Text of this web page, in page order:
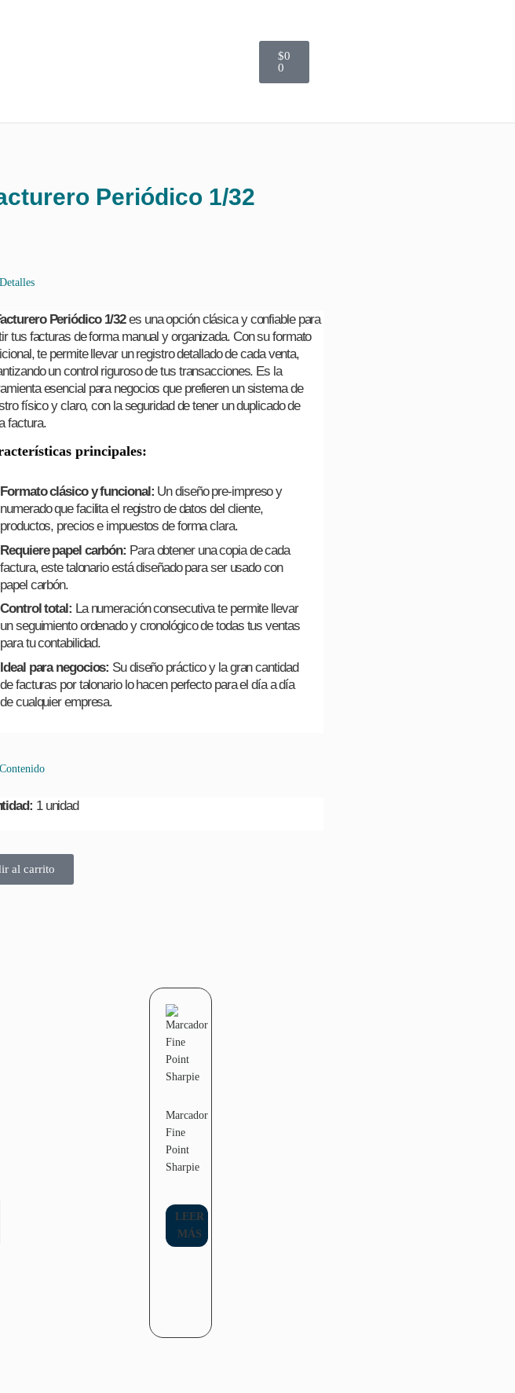
$0
0
Periódico 1/32
Detalles
Periódico 1/32es una opción clásica y confiable para
tus facturas de forma manual y organizada. Con su formato
te permite llevar un registro detallado de cada venta,
un control riguroso de tus transacciones. Es la
esencial para negocios que prefieren un sistema de
físico y claro, con la seguridad de tener un duplicado de
factura.
principales:
Formato clásico y funcional: Un diseño pre-impreso y
numerado que facilita el registro de datos del cliente,
productos, precios e impuestos de forma clara.
Requiere papel carbón: Para obtener una copia de cada
factura, este talonario está diseñado para ser usado con
papel carbón.
Control total: La numeración consecutiva te permite llevar
un seguimiento ordenado y cronológico de todas tus ventas
para tu contabilidad.
Ideal para negocios: Su diseño práctico y la gran cantidad
de facturas por talonario lo hacen perfecto para el día a día
de cualquier empresa.
Contenido
1 unidad
al carrito
Marcador
Fine
Point
Sharpie
LEER
MÁS